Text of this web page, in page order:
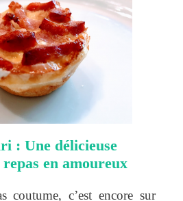
: Une délicieuse
en amoureux
coutume, c’est encore sur